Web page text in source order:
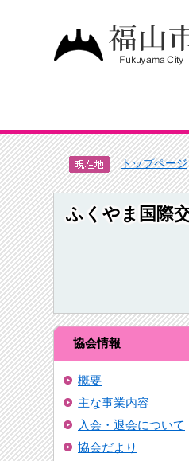
トップページ
ふくやま国際
協会情報
概要
主な事業内容
入会・退会について
協会だより